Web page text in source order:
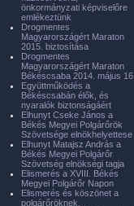
önkormányzati képviselőre
emlékeztünk
Drogmentes
Magyarországért Maraton
2015. biztosítása
Drogmentes
Magyarországért Maraton
Békéscsaba 2014. május 16.
Együttműködés a
Békéscsabán élők, és
nyaralók biztonságáért
Elhunyt Cseke János a
Békés Megyei Polgárőrök
Szövetsége elnökhelyettese
Elhunyt Matajsz András a
Békés Megyei Polgárőr
Szövetség elnökségi tagja
Elismerés a XVIII. Békés
Megyei Polgárőr Napon
Elismerés és köszönet a
polgárőröknek.